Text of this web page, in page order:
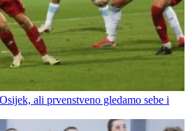
ali prvenstveno gledamo sebe i